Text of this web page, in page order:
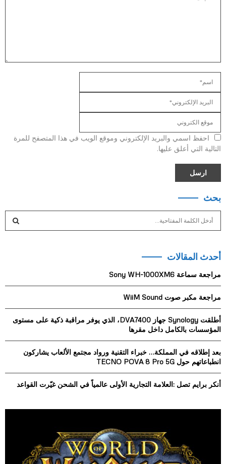
احفظ اسمي والبريد الإلكتروني وموقع الويب في هذا المتصفح للمرة
التالية التي أعلق عليها.
بحث
c
f
r
:
C
H
أحدث المقالات
مراجعة سماعة Sony WH-1000XM6
مراجعة مكبر صوت WiiM Sound
أطلقت Synology جهاز DVA7400، الذي يوفر مراقبة ذكية على مستوى
المؤسسات بالكامل داخل مقرها
بعد إطلاقه في المملكة… خبراء التقنية ورواد مجتمع الألعاب يشاركون
انطباعاتهم حول TECNO POVA 8 Pro 5G
أنكر برايم تصل :العلامة التجارية الأولى عالمياً في الشحن غيّرت القواعد